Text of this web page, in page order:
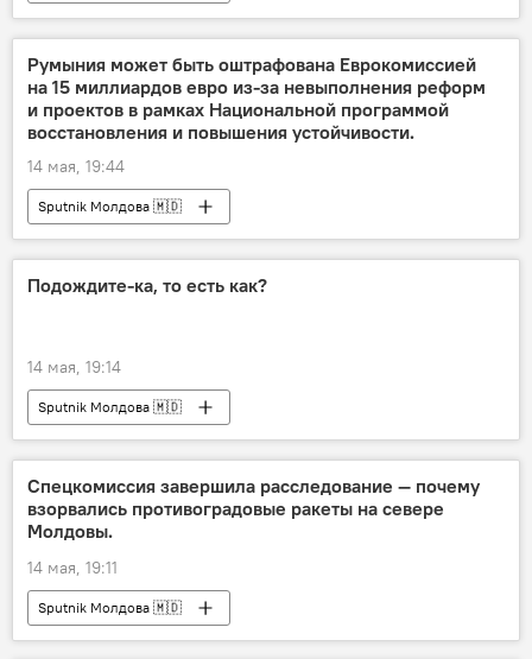
Румыния может быть оштрафована Еврокомиссией
на 15 миллиардов евро из-за невыполнения реформ
и проектов в рамках Национальной программой
восстановления и повышения устойчивости.
14 мая, 19:44
Sputnik Молдова 🇲🇩
Подождите-ка, то есть как?
14 мая, 19:14
Sputnik Молдова 🇲🇩
Спецкомиссия завершила расследование — почему
взорвались противоградовые ракеты на севере
Молдовы.
14 мая, 19:11
Sputnik Молдова 🇲🇩